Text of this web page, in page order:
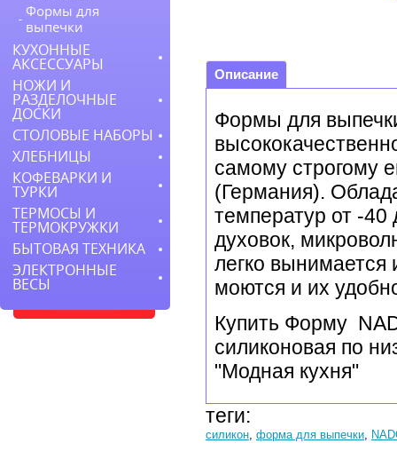
Описание
Формы для
самому строгому
(Германия).
температур от -
духовок,
легко
моются и их
Купить Форму
силиконовая по
"Модная кухня"
теги:
силикон, форма для выпечки,
Формы для
выпечки
КУХОННЫЕ
АКСЕССУАРЫ
НОЖИ И
РАЗДЕЛОЧНЫЕ
ДОСКИ
СТОЛОВЫЕ НАБОРЫ
ХЛЕБНИЦЫ
КОФЕВАРКИ И
ТУРКИ
ТЕРМОСЫ И
ТЕРМОКРУЖКИ
БЫТОВАЯ ТЕХНИКА
ЭЛЕКТРОННЫЕ
ВЕСЫ